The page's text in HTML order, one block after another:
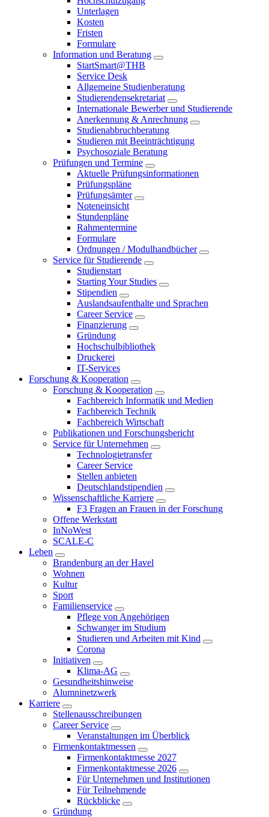
Unterlagen
Kosten
Fristen
Formulare
Information und Beratung
StartSmart@THB
Service Desk
Allgemeine Studienberatung
Studierendensekretariat
Internationale Bewerber und Studierende
Anerkennung & Anrechnung
Studienabbruchberatung
Studieren mit Beeinträchtigung
Psychosoziale Beratung
Prüfungen und Termine
Aktuelle Prüfungsinformationen
Prüfungspläne
Prüfungsämter
Noteneinsicht
Stundenpläne
Rahmentermine
Formulare
Ordnungen / Modulhandbücher
Service für Studierende
Studienstart
Starting Your Studies
Stipendien
Auslandsaufenthalte und Sprachen
Career Service
Finanzierung
Gründung
Hochschulbibliothek
Druckerei
IT-Services
Forschung & Kooperation
Forschung & Kooperation
Fachbereich Informatik und Medien
Fachbereich Technik
Fachbereich Wirtschaft
Publikationen und Forschungsbericht
Service für Unternehmen
Technologietransfer
Career Service
Stellen anbieten
Deutschlandstipendien
Wissenschaftliche Karriere
F3 Fragen an Frauen in der Forschung
Offene Werkstatt
InNoWest
SCALE-C
Leben
Brandenburg an der Havel
Wohnen
Kultur
Sport
Familienservice
Pflege von Angehörigen
Schwanger im Studium
Studieren und Arbeiten mit Kind
Corona
Initiativen
Klima-AG
Gesundheitshinweise
Alumninetzwerk
Karriere
Stellenausschreibungen
Career Service
Veranstaltungen im Überblick
Firmenkontaktmessen
Firmenkontaktmesse 2027
Firmenkontaktmesse 2026
Für Unternehmen und Institutionen
Für Teilnehmende
Rückblicke
Gründung